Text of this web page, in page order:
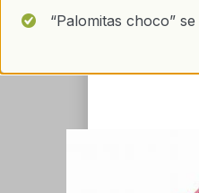
“Palomitas choco”